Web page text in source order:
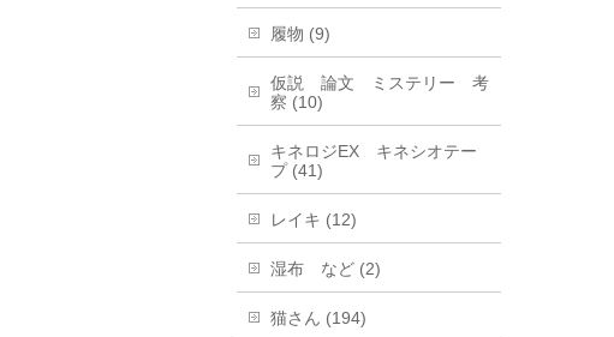
履物 (9)
仮説 論文 ミステリー 考
察 (10)
キネロジEX キネシオテー
プ (41)
レイキ (12)
湿布 など (2)
猫さん (194)